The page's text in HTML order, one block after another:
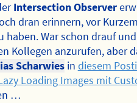
Intersection Observer
dran erinnern, vor
haben. War schon drauf
Kollegen anzurufen, aber
Scharwiesin diesem
Loading Images mit
…